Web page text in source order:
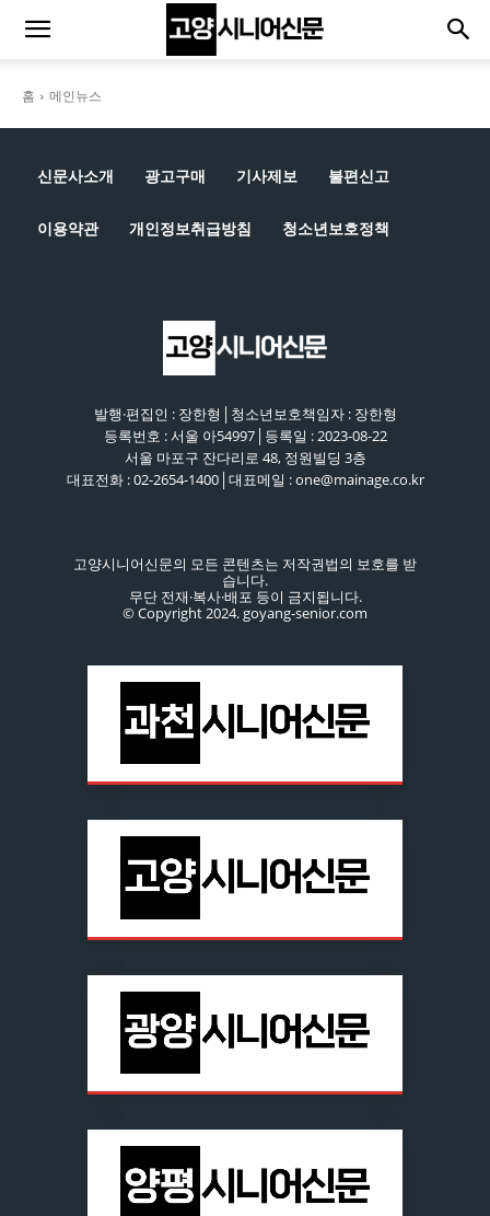
홈 메인뉴스
신문사소개 광고구매 기사제보 불편신고
이용약관 개인정보취급방침 청소년보호정책
발행·편집인 : 장한형│청소년보호책임자 : 장한형
등록번호 : 서울 아54997│등록일 : 2023-08-22
서울 마포구 잔다리로 48, 정원빌딩 3층
대표전화 : 02-2654-1400│대표메일 : one@mainage.co.kr
고양시니어신문의 모든 콘텐츠는 저작권법의 보호를 받
습니다.
무단 전재·복사·배포 등이 금지됩니다.
© Copyright 2024. goyang-senior.com